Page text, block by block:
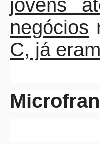
jovens
negócios
C, já